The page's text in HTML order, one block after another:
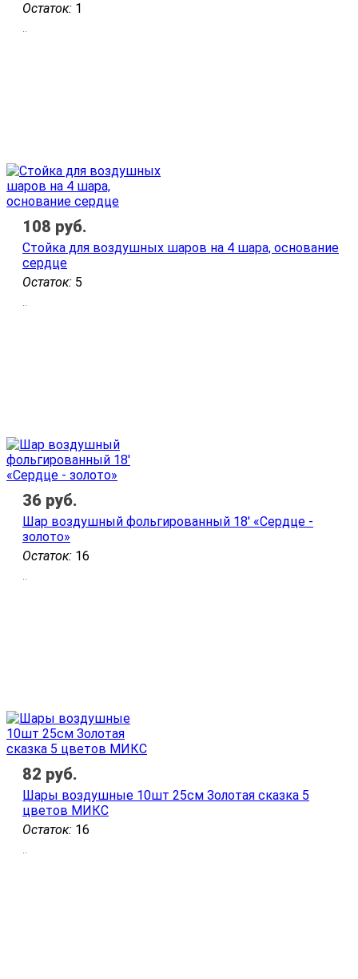
Остаток: 1
..
Остаток: 5
Стойка для воздушных шаров на 4 шара, основание
сердце
..
108 руб.
Остаток: 16
Шар воздушный фольгированный 18' «Сердце -
золото»
..
36 руб.
Остаток: 16
Шары воздушные 10шт 25см Золотая сказка 5
цветов МИКС
..
82 руб.